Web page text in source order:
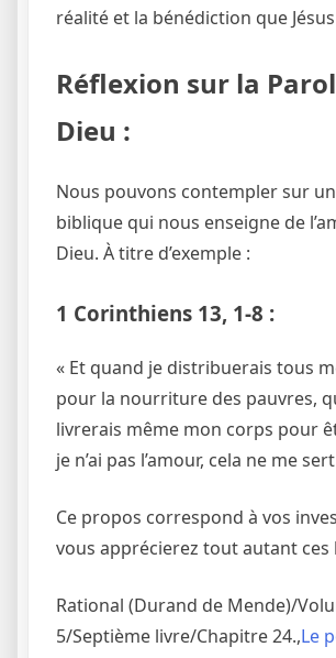
réalité et la bénédiction que
Réflexion sur la
Dieu :
Nous pouvons contempler sur
biblique qui nous enseigne de
Dieu. À titre d’exemple :
1 Corinthiens 13, 1-8 :
« Et quand je distribuerais tous
pour la nourriture des pauvres,
livrerais même mon corps pour
je n’ai pas l’amour, cela ne me
Ce propos correspond à vos
vous apprécierez tout autant ces
Rational (Durand de Mende)/
5/Septième livre/Chapitre 24.,Le